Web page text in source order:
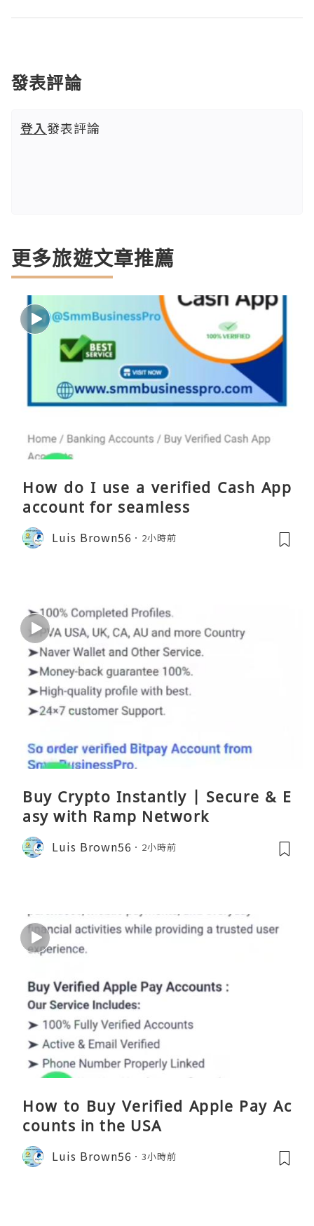
發表評論
登入發表評論
更多旅遊文章推薦
How do I use a verified Cash App
account for seamless
Luis Brown56 2小時前
Buy Crypto Instantly | Secure & E
asy with Ramp Network
Luis Brown56 2小時前
How to Buy Verified Apple Pay Ac
counts in the USA
Luis Brown56 3小時前